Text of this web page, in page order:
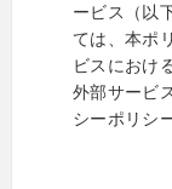
ービス（以
ては、本ポ
ビスにおけ
外部サービ
シーポリシ